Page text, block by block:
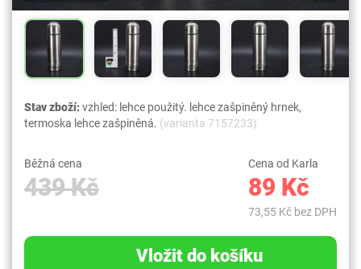
Stav zboží:vzhled: lehce použitý. lehce zašpiněný hrnek,
termoska lehce zašpiněná. (varianta 7157233)
Běžná cena
439 Kč
Cena od Karla
89 Kč
73,55 Kč bez DPH
Vložit do košíku